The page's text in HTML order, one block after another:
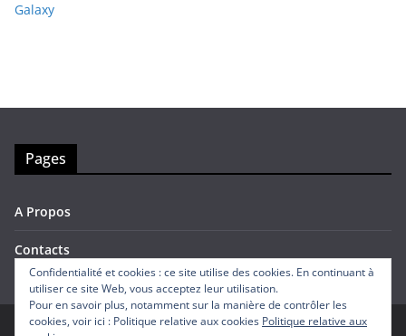
Galaxy
Pages
A Propos
Contacts
Confidentialité et cookies : ce site utilise des cookies. En continuant à
utiliser ce site Web, vous acceptez leur utilisation.
Pour en savoir plus, notamment sur la manière de contrôler les
cookies, voir ici : Politique relative aux cookies Politique relative aux